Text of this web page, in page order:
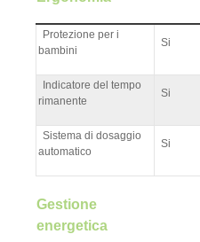
Protezione per i
bambini
Si
Indicatore del tempo
rimanente
Si
Sistema di dosaggio
automatico
Si
Gestione
energetica